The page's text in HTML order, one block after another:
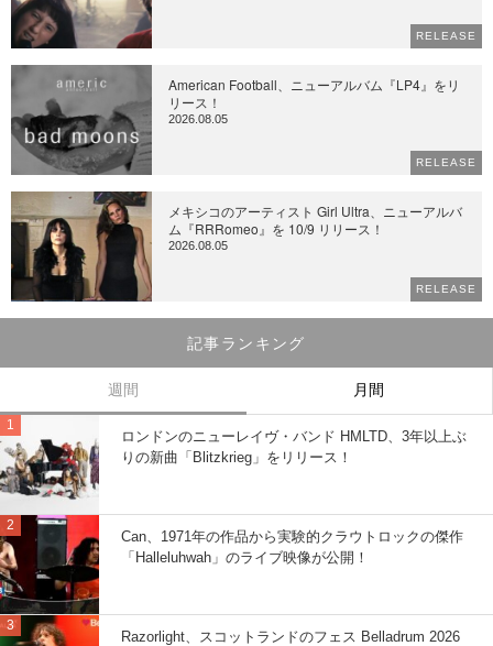
RELEASE
American Football、ニューアルバム『LP4』をリ
リース！
2026.08.05
RELEASE
メキシコのアーティスト Girl Ultra、ニューアルバ
ム『RRRomeo』を 10/9 リリース！
2026.08.05
RELEASE
記事ランキング
週間 月間
ロンドンのニューレイヴ・バンド HMLTD、3年以上ぶ
りの新曲「Blitzkrieg」をリリース！
Can、1971年の作品から実験的クラウトロックの傑作
「Halleluhwah」のライブ映像が公開！
Razorlight、スコットランドのフェス Belladrum 2026